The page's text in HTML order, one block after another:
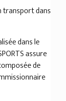
transport dans
dans le
assure
de